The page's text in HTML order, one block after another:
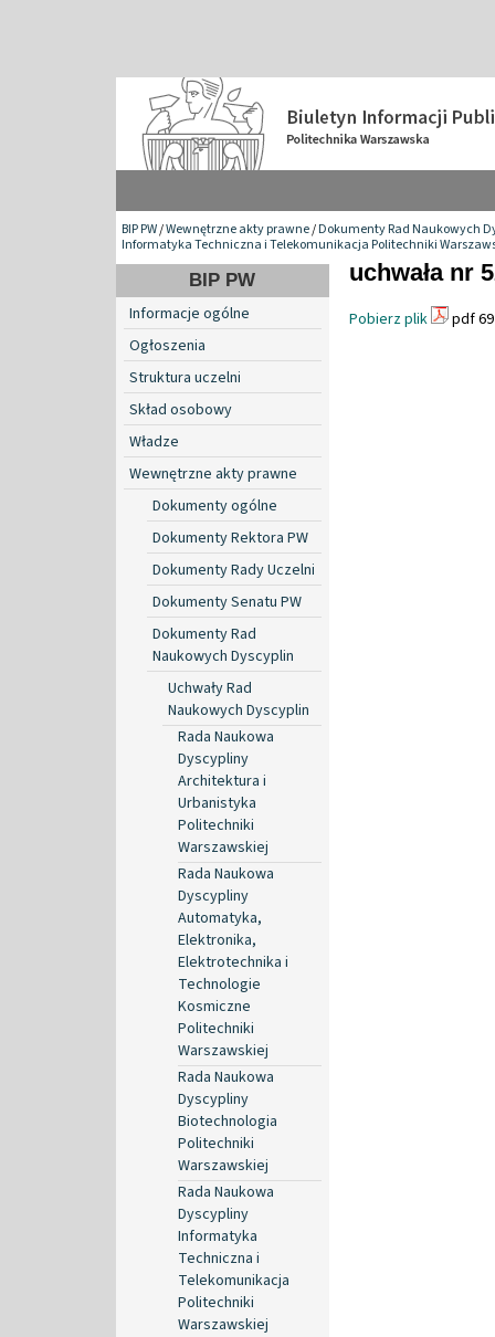
BIP PW/Wewnętrzne akty prawne/Dokumenty Rad Naukowych
Informatyka Techniczna i Telekomunikacja Politechniki
BIP PW
Informacje ogólne
Ogłoszenia
Struktura uczelni
Skład osobowy
Władze
Wewnętrzne akty prawne
Dokumenty ogólne
Dokumenty Rektora PW
Dokumenty Rady Uczelni
Dokumenty Senatu PW
Dokumenty Rad
Naukowych Dyscyplin
Uchwały Rad
Naukowych Dyscyplin
Rada Naukowa
Dyscypliny
Architektura i
Urbanistyka
Politechniki
Warszawskiej
Rada Naukowa
Dyscypliny
Automatyka,
Elektronika,
Elektrotechnika i
Technologie
Kosmiczne
Politechniki
Warszawskiej
Rada Naukowa
Dyscypliny
Biotechnologia
Politechniki
Warszawskiej
Rada Naukowa
Dyscypliny
Informatyka
Techniczna i
Telekomunikacja
Politechniki
Warszawskiej
uchwała nr
Pobierz plik pdf